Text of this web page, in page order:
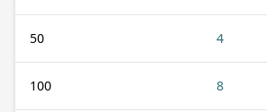
50 4
100 8